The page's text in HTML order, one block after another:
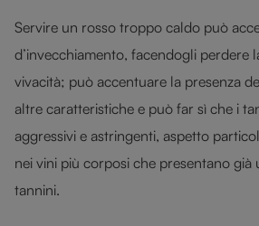
Servire un rosso troppo caldo può
d’invecchiamento, facendogli perdere
vivacità; può accentuare la presenza
altre caratteristiche e può far sì che i
aggressivi e astringenti, aspetto
nei vini più corposi che presentano già
tannini.